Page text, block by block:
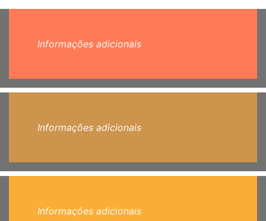
Informações adicionais
Informações adicionais
Informações adicionais